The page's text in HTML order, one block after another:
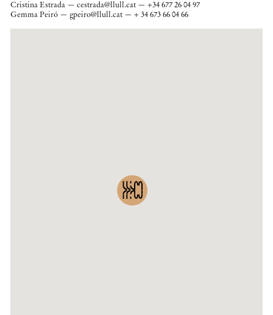
Cristina Estrada — cestrada@llull.cat — +34 677 26 04 97
Gemma Peiró — gpeiro@llull.cat — + 34 673 66 04 66